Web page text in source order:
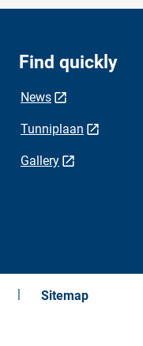
Find quickly
News
Tunniplaan
Gallery
Sitemap